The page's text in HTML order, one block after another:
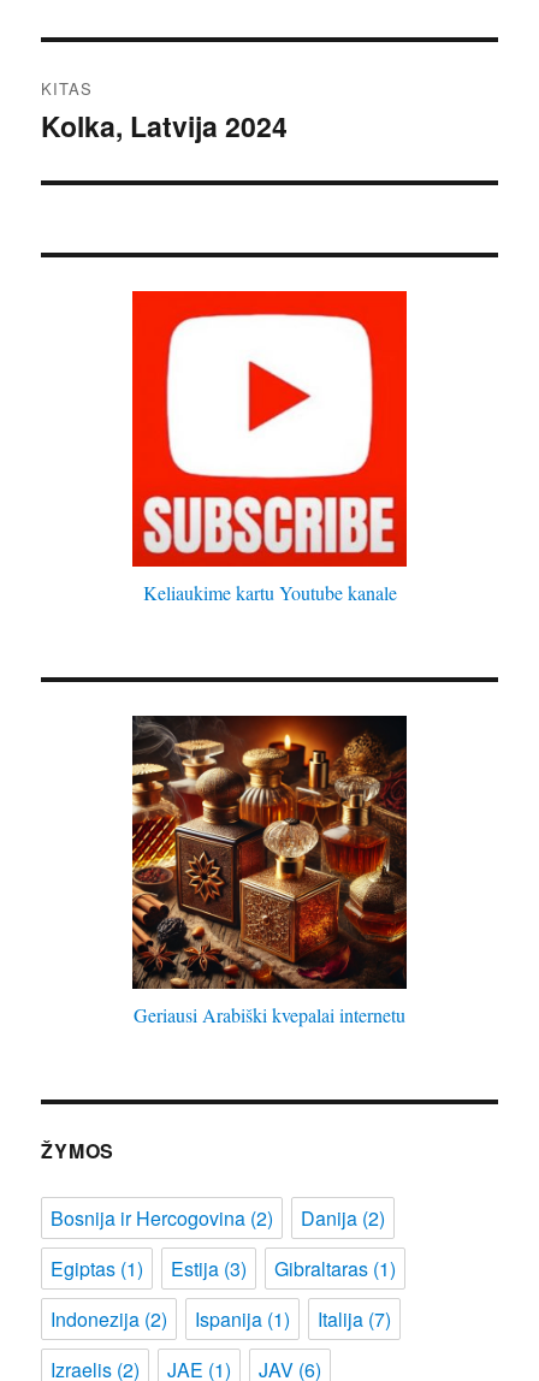
KITAS
Kitas
Kolka, Latvija 2024
Keliaukime kartu Youtube kanale
Geriausi Arabiški kvepalai internetu
ŽYMOS
Bosnija ir Hercogovina (2) Danija (2)
Egiptas (1) Estija (3) Gibraltaras (1)
Indonezija (2) Ispanija (1) Italija (7)
Izraelis (2) JAE (1) JAV (6)